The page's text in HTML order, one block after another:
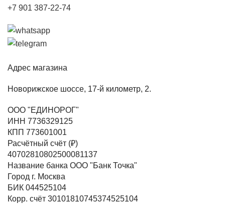
+7 901 387-22-74
Адрес магазина
Новорижское шоссе, 17-й километр, 2.
ООО "ЕДИНОРОГ"
ИНН 7736329125
КПП 773601001
Расчётный счёт (₽)
40702810802500081137
Название банка ООО "Банк Точка"
Город г. Москва
БИК 044525104
Корр. счёт 30101810745374525104